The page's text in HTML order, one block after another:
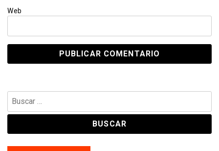
Web
Buscar: